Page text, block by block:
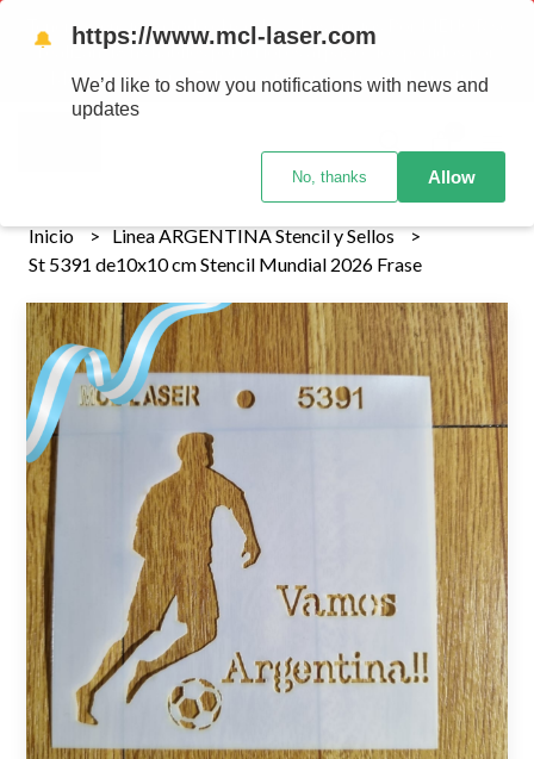
Tenemos envios a todo el pais!........ Los envios Por MENOR se
realizan 48 hs habiles porteriores al pago , los pedidos por
MAYOR se envian 7 dias posteriores al pago del pedido
Inicio
Linea ARGENTINA Stencil y Sellos
St 5391 de10x10 cm Stencil Mundial 2026 Frase
🔔 https://www.mcl-laser.com
We’d like to show you notifications with news and
updates
No, thanks Allow